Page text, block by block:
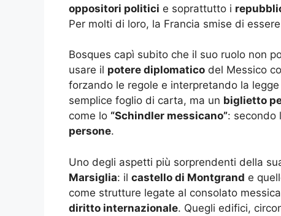
oppositori politici e soprattutto i
Per molti di loro, la Francia smise di
Bosques capì subito che il suo ruolo non
usare il potere diplomatico del Messico
forzando le regole e interpretando la
semplice foglio di carta, ma un biglietto
come lo “Schindler messicano”: secondo
persone.
Uno degli aspetti più sorprendenti della
Marsiglia: il castello di Montgrand e
come strutture legate al consolato
diritto internazionale. Quegli edifici,